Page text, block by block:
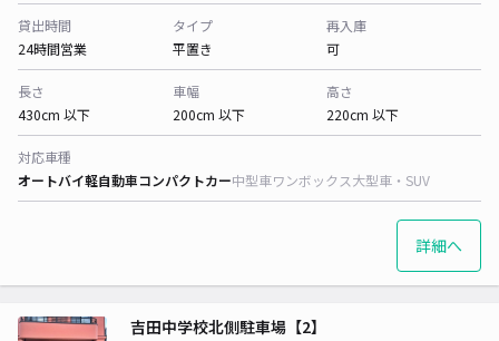
貸出時間
24時間営業
タイプ
平置き
再入庫
可
長さ
430cm 以下
車幅
200cm 以下
高さ
220cm 以下
対応車種
オートバイ軽自動車コンパクトカー中型車ワンボックス大型車・SUV
詳細へ
吉田中学校北側駐車場【2】